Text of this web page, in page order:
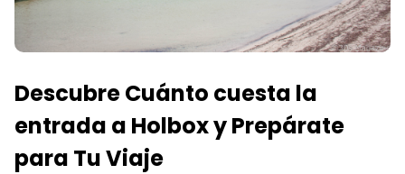
Descubre Cuánto cuesta la
entrada a Holbox y Prepárate
para Tu Viaje